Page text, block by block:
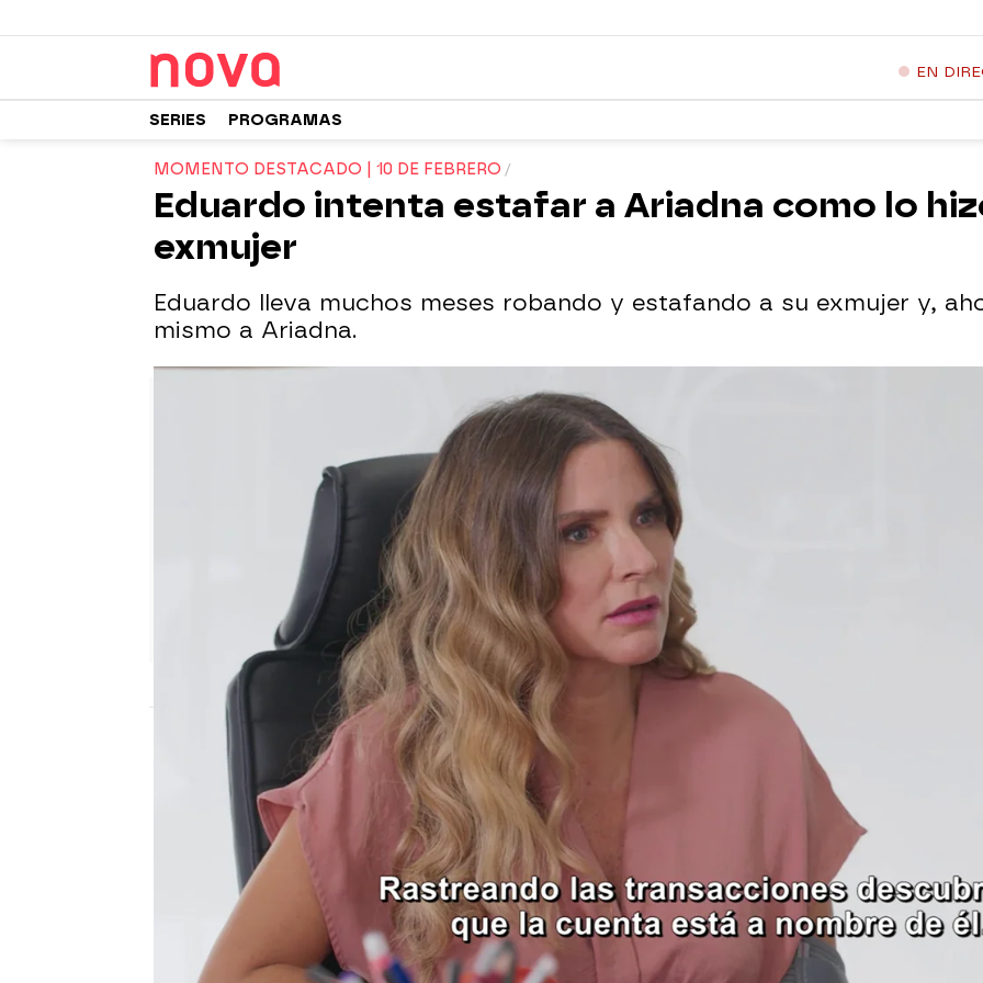
EN
SERIES PROGRAMAS
MOMENTO DESTACADO | 10 DE FEBRERO
Eduardo intenta estafar a Ariadna como lo
exmujer
Eduardo lleva muchos meses robando y estafando a su exmujer y,
mismo a Ariadna.
Madrid
Publicado: 10 de febrero de 2022, 19:05
WhatsappFacebook
Eduardo es un hombre que se mueve por el interés
, el dinero, la
fama y el lujo y, lejos de tener sentimientos sinceros por las
mujeres de su vida,lo único que busca es actuar en su propio
beneficio
. Eduardo está decidido a acabar con Ariadna y a
conseguir, sea como sea,que su relación con Álvaro se acabe .
Ya ha jugado la baza de intentar quedarse con la custodia de